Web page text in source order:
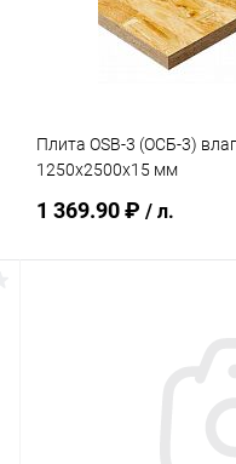
Плита OSB-3 (ОСБ-3)
1250х2500х15 мм
1 369.90 ₽ / л.